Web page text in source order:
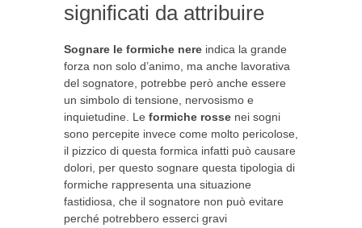
significati da attribuire
Sognare le formiche nere indica la grande
forza non solo d’animo, ma anche lavorativa
del sognatore, potrebbe però anche essere
un simbolo di tensione, nervosismo e
inquietudine. Le formiche rosse nei sogni
sono percepite invece come molto pericolose,
il pizzico di questa formica infatti può causare
dolori, per questo sognare questa tipologia di
formiche rappresenta una situazione
fastidiosa, che il sognatore non può evitare
perché potrebbero esserci gravi